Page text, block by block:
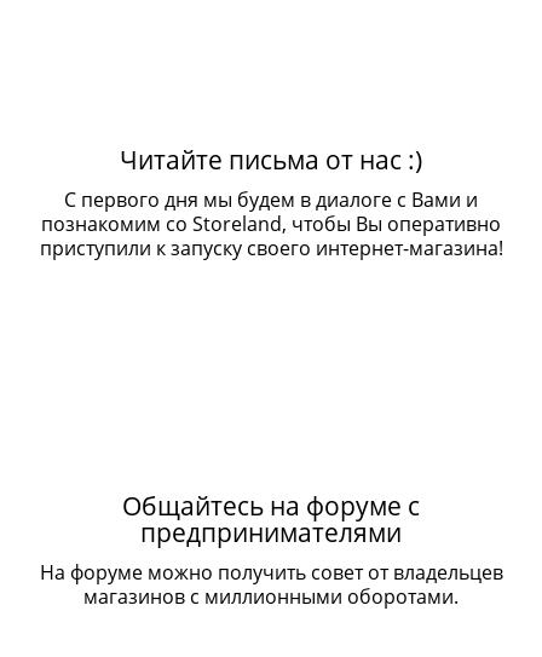
Читайте письма от нас :)
С первого дня мы будем в диалоге с Вами и
познакомим со Storeland, чтобы Вы оперативно
приступили к запуску своего интернет-магазина!
Общайтесь на форуме с
предпринимателями
На форуме можно получить совет от владельцев
магазинов с миллионными оборотами.